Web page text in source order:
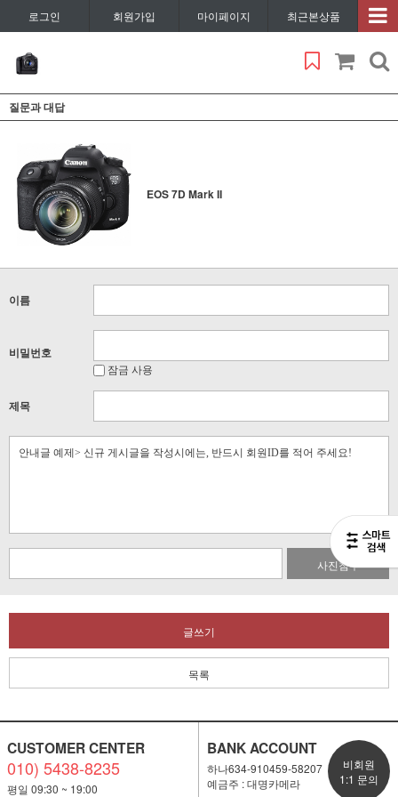
로그인 회원가입 마이페이지 최근본상품
질문과 대답
EOS 7D Mark II
이름
비밀번호
잠금 사용
제목
사진첨부
글쓰기
목록
CUSTOMER CENTER
010) 5438-8235
평일 09:30 ~ 19:00
BANK ACCOUNT
하나634-910459-58207
예금주 : 대명카메라
비회원
1:1 문의